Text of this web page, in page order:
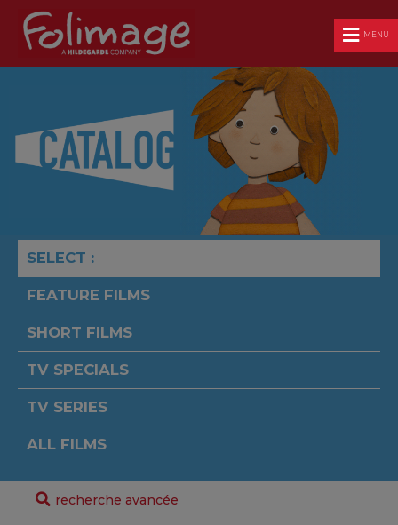
MENU
SELECT :
FEATURE FILMS
SHORT FILMS
TV SPECIALS
TV SERIES
ALL FILMS
recherche avancée